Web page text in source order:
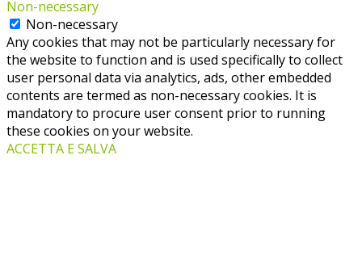
Non-necessary
Non-necessary
Any cookies that may not be particularly necessary for
the website to function and is used specifically to collect
user personal data via analytics, ads, other embedded
contents are termed as non-necessary cookies. It is
mandatory to procure user consent prior to running
these cookies on your website.
ACCETTA E SALVA